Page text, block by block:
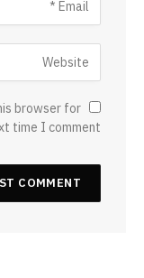
browser for
time I comment.